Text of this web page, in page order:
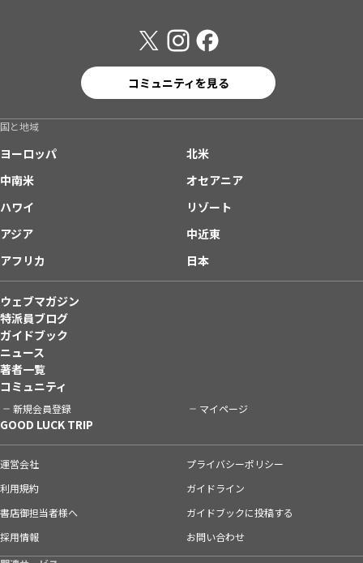
コミュニティを見る
国と地域
ヨーロッパ
北米
中南米
オセアニア
ハワイ
リゾート
アジア
中近東
アフリカ
日本
ウェブマガジン
特派員ブログ
ガイドブック
ニュース
著者一覧
コミュニティ
新規会員登録 マイページ
GOOD LUCK TRIP
運営会社
プライバシーポリシー
利用規約
ガイドライン
書店御担当者様へ
ガイドブックに投稿する
採用情報
お問い合わせ